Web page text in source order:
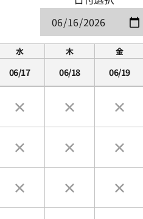
水
06/17
木
06/18
金
06/19